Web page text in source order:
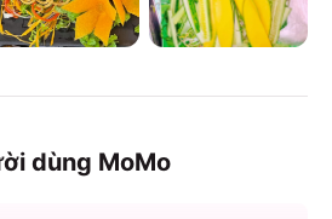
dùng MoMo